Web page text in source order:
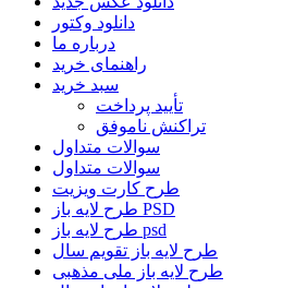
دانلود وکتور
درباره ما
راهنمای خرید
سبد خرید
تأیید پرداخت
تراکنش ناموفق
سوالات متداول
سوالات متداول
طرح کارت ویزیت
طرح لایه باز PSD
طرح لایه باز psd
طرح لایه باز تقویم سال
طرح لایه باز ملی مذهبی